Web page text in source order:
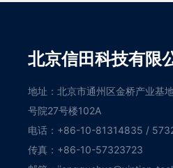
北京信田科技有限
地址：北京市通州区金桥产业基
号院27号楼102A
电话：+86-10-81314835 /
传真：+86-10-57323723